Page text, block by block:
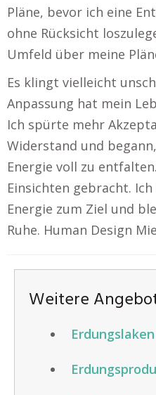
Pläne, bevor ich eine
ohne Rücksicht
Umfeld über meine
Es klingt vielleicht
Anpassung hat mein
Ich spürte mehr
Widerstand und
Energie voll zu
Einsichten gebracht.
Energie zum Ziel und
Ruhe. Human Design
Weitere